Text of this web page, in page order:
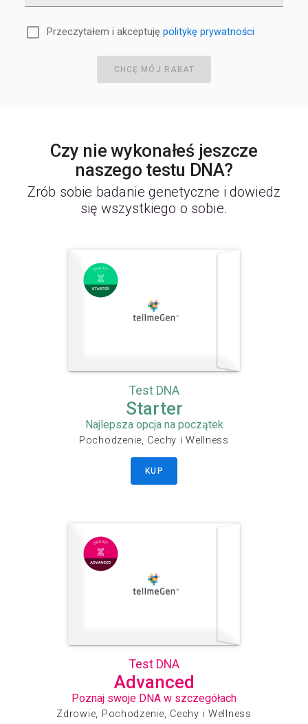
Przeczytałem i akceptuję politykę prywatności
CHCĘ MÓJ RABAT
Czy nie wykonałeś jeszcze
naszego testu DNA?
Zrób sobie badanie genetyczne i dowiedz
się wszystkiego o sobie.
Test DNA
Starter
Najlepsza opcja na początek
Pochodzenie, Cechy i Wellness
KUP
Test DNA
Advanced
Poznaj swoje DNA w szczegółach
Zdrowie, Pochodzenie, Cechy i Wellness